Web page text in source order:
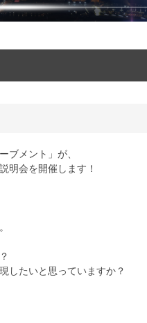
ブメント」が、
明会を開催します！
したいと思っていますか？